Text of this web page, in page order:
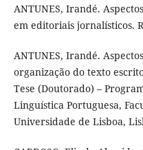
ANTUNES, Irandé.
em editoriais jornalísticos.
ANTUNES, Irandé.
organização do texto
Tese (Doutorado) –
Linguística Portuguesa,
Universidade de Lisboa,